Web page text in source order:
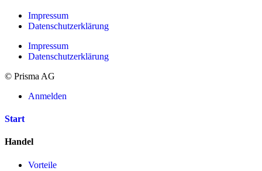
Impressum
Datenschutzerklärung
Impressum
Datenschutzerklärung
© Prisma AG
Anmelden
Start
Handel
Vorteile